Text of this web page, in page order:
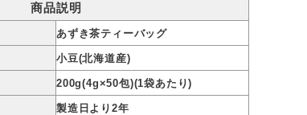
商品説明
あずき茶ティーバッグ
小豆(北海道産)
200g(4g×50包)(1袋あたり)
製造日より2年